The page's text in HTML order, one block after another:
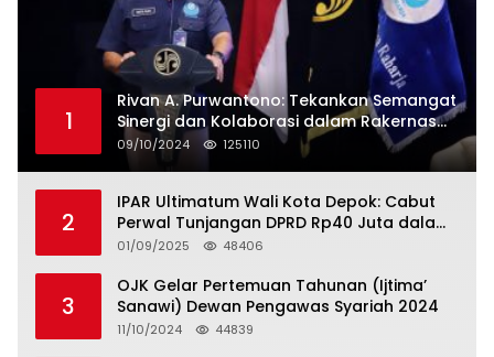
1
Rivan A. Purwantono: Tekankan Semangat
Sinergi dan Kolaborasi dalam Rakernas
Serikat Pekerja Jasa Raharja
09/10/2024 125110
2
IPAR Ultimatum Wali Kota Depok: Cabut
Perwal Tunjangan DPRD Rp40 Juta dalam
5 Hari atau Hadapi Aksi Rakyat
01/09/2025 48406
3
OJK Gelar Pertemuan Tahunan (Ijtima’
Sanawi) Dewan Pengawas Syariah 2024
11/10/2024 44839